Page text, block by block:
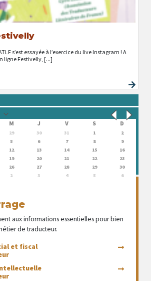
s’est essayée à l’exercice du live Instagram ! A
ligne Festivelly, [...]
M J V S D
29 30 31 1
2
5 6 7 8
9
12 13 14 15
16
19 20 21 22
23
26 27 28 29
30
2 3 4 5 6
aux informations essentielles pour bien
de traducteur.
et fiscal